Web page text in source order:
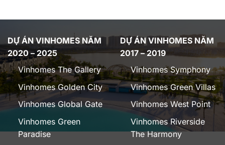
DỰ ÁN VINHOMES NĂM
2020 – 2025
Vinhomes The Gallery
Vinhomes Golden City
Vinhomes Global Gate
Vinhomes Green
Paradise
DỰ ÁN VINHOMES NĂM
2017 – 2019
Vinhomes Symphony
Vinhomes Green Villas
Vinhomes West Point
Vinhomes Riverside
The Harmony